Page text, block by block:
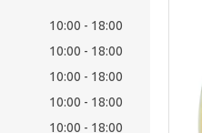
10:00
18:00
10:00
18:00
10:00
18:00
10:00
18:00
10:00
18:00